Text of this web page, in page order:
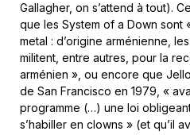
Gallagher, on s’attend à tout).
que les System of a Down sont
metal : d’origine arménienne,
militent, entre autres, pour la
arménien », ou encore que
de San Francisco en 1979, «
programme (…) une loi
s’habiller en clowns » (et qu’il